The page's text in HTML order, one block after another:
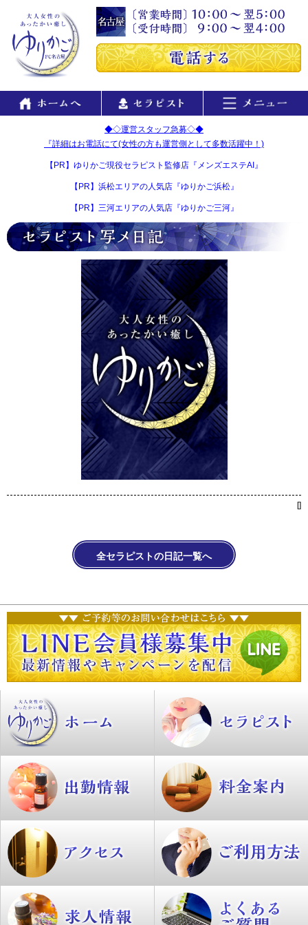
◆◇運営スタッフ急募◇◆
『詳細はお電話にて(女性の方も運営側として多数活躍中！)
【PR】ゆりかご現役セラピスト監修店『メンズエステAI』
【PR】浜松エリアの人気店『ゆりかご浜松』
【PR】三河エリアの人気店『ゆりかご三河』
[]
全セラピストの日記一覧へ